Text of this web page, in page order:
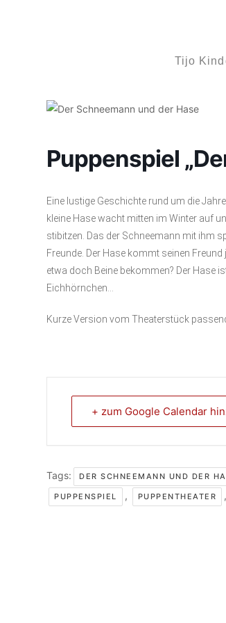
Tijo
Puppenspiel
Eine lustige Geschichte rund um die
kleine Hase wacht mitten im Winter auf
stibitzen. Das der Schneemann mit ihm
Freunde. Der Hase kommt seinen
etwa doch Beine bekommen? Der Hase
Eichhörnchen…
Kurze Version vom Theaterstück
+ zum Google Calendar
Tags: DER SCHNEEMANN UND DER
PUPPENSPIEL , PUPPENTHEATER ,